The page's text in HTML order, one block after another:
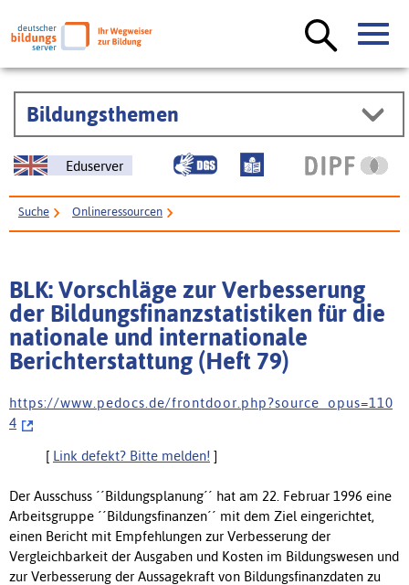
Bildungsthemen
Eduserver
Suche Onlineressourcen
BLK: Vorschläge zur Verbesserung
der Bildungsfinanzstatistiken für die
nationale und internationale
Berichterstattung (Heft 79)
h t t p s : / / w w w . p e d o c s . d e / f r o n t d o o r . p h p ? s o u r c e _ o p u s = 1 1 0
4
[ Link defekt? Bitte melden! ]
Der Ausschuss ´´Bildungsplanung´´ hat am 22. Februar 1996 eine
Arbeitsgruppe ´´Bildungsfinanzen´´ mit dem Ziel eingerichtet,
einen Bericht mit Empfehlungen zur Verbesserung der
Vergleichbarkeit der Ausgaben und Kosten im Bildungswesen und
zur Verbesserung der Aussagekraft von Bildungsfinanzdaten zu